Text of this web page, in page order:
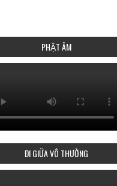
PHẬT ÂM
ĐI GIỮA VÔ THƯỜNG